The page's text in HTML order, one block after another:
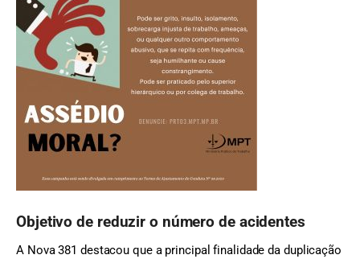
Objetivo de reduzir o número de acidentes
A Nova 381 destacou que a principal finalidade da duplicação